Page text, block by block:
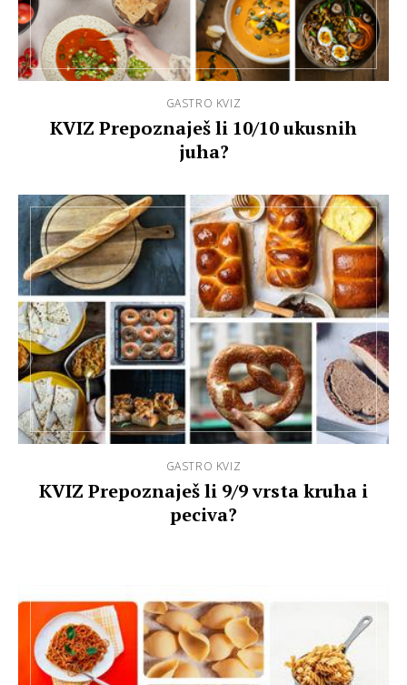
GASTRO KVIZ
KVIZ Prepoznaješ li 10/10 ukusnih
juha?
GASTRO KVIZ
KVIZ Prepoznaješ li 9/9 vrsta kruha i
peciva?